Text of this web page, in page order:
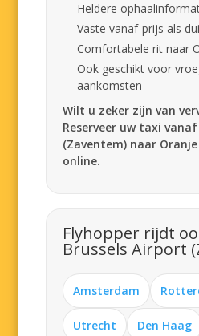
Heldere
Vaste vanaf-prijs als
Comfortabele rit naar
Ook geschikt voor
aankomsten
Wilt u zeker zijn van
Reserveer uw taxi
(Zaventem) naar
online.
Flyhopper rijdt
Brussels Airport
Amsterdam
Utrecht Den Haag